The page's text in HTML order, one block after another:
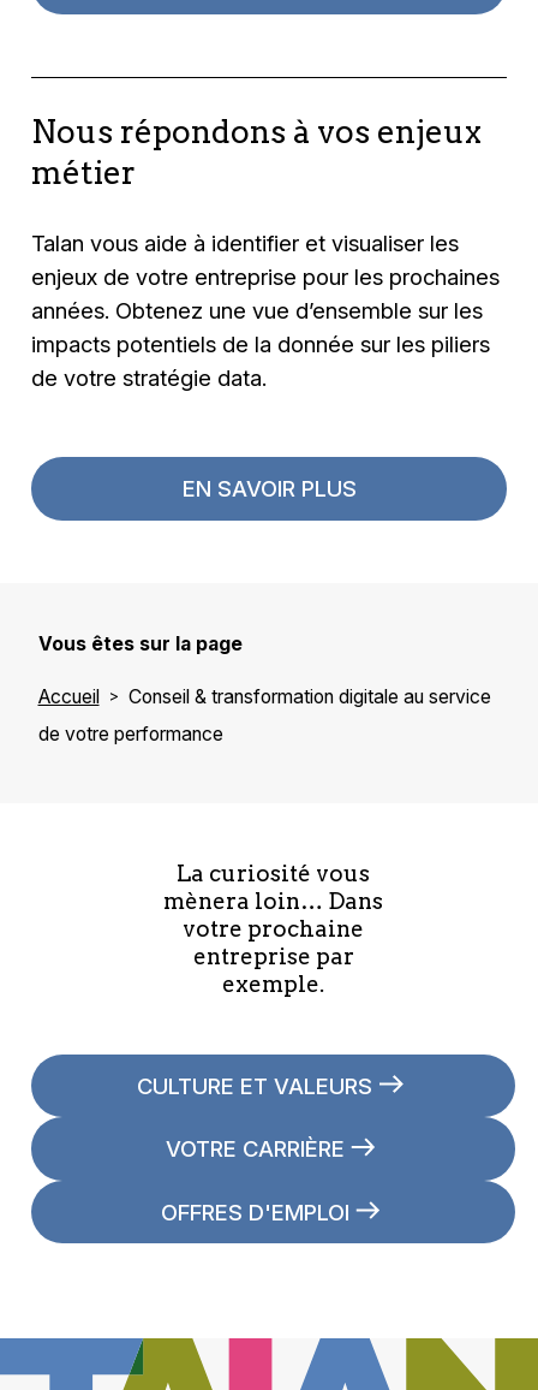
Nous répondons à vos enjeux
métier
Talan vous aide à identifier et visualiser les
enjeux de votre entreprise pour les prochaines
années. Obtenez une vue d’ensemble sur les
impacts potentiels de la donnée sur les piliers
de votre stratégie data.
EN SAVOIR PLUS
Vous êtes sur la page
Accueil
Conseil & transformation digitale au service
de votre performance
La curiosité vous
mènera loin… Dans
votre prochaine
entreprise par
exemple.
CULTURE ET VALEURS
VOTRE CARRIÈRE
OFFRES D'EMPLOI